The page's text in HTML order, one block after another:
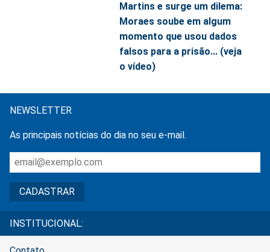
Martins e surge um dilema:
Moraes soube em algum
momento que usou dados
falsos para a prisão... (veja
o vídeo)
NEWSLETTER
As principais notícias do dia no seu e-mail.
INSTITUCIONAL: